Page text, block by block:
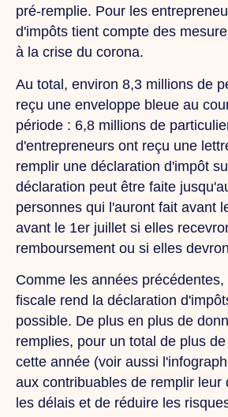
pré-remplie. Pour les
d'impôts tient compte des
à la crise du corona.
Au total, environ 8,3 millions de
reçu une enveloppe bleue au
période : 6,8 millions de
d'entrepreneurs ont reçu une
remplir une déclaration d'impôt
déclaration peut être faite
personnes qui l'auront fait avant
avant le 1er juillet si elles
remboursement ou si elles
Comme les années
fiscale rend la déclaration
possible. De plus en plus de
remplies, pour un total de plus
cette année (voir aussi
aux contribuables de remplir leur
les délais et de réduire les